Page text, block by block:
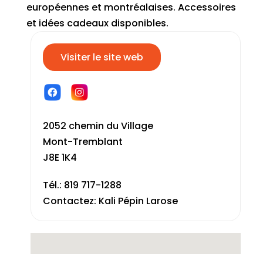
européennes et montréalaises. Accessoires
et idées cadeaux disponibles.
Visiter le site web
2052 chemin du Village
Mont-Tremblant
J8E 1K4
Tél.: 819 717-1288
Contactez: Kali Pépin Larose